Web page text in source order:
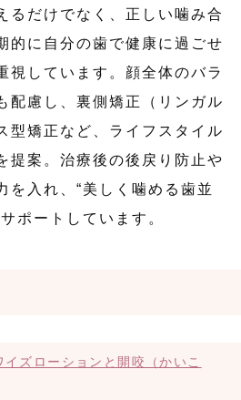
るだけでなく、正しい噛み合
的に自分の歯で健康に過ごせ
視しています。顔全体のバラ
配慮し、裏側矯正（リンガル
型矯正など、ライフスタイル
提案。治療後の後戻り防止や
を入れ、“美しく噛める歯並
ポートしています。
ズローションと開咬（かいこ